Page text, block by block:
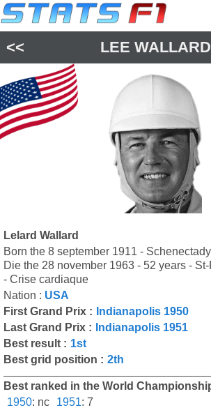
<< LEE WALLARD
Lelard Wallard
Born the 8 september 1911 -
Die the 28 november 1963 - 52 years -
- Crise cardiaque
Nation : USA
First Grand Prix :
Indianapolis 1950
Last Grand Prix :
Indianapolis 1951
Best result : 1st
Best grid position : 2th
Best ranked in the World
1950: nc 1951: 7